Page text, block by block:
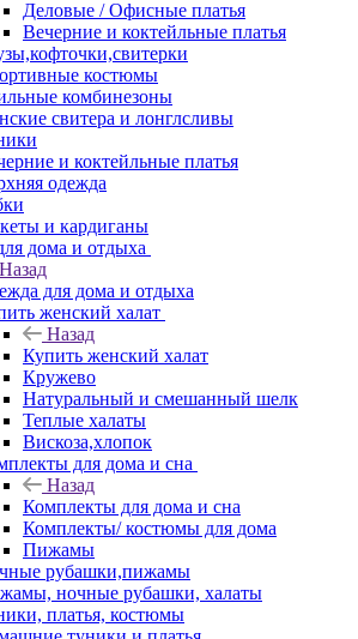
Деловые / Офисные платья
Вечерние и коктейльные платья
костюмы
комбинезоны
свитера и лонглсливы
и коктейльные платья
одежда
и кардиганы
дома и отдыха
Назад
для дома и отдыха
женский халат
Назад
Купить женский халат
Кружево
Натуральный и смешанный шелк
Теплые халаты
Вискоза,хлопок
для дома и сна
Назад
Комплекты для дома и сна
Комплекты/ костюмы для дома
Пижамы
рубашки,пижамы
ночные рубашки, халаты
платья, костюмы